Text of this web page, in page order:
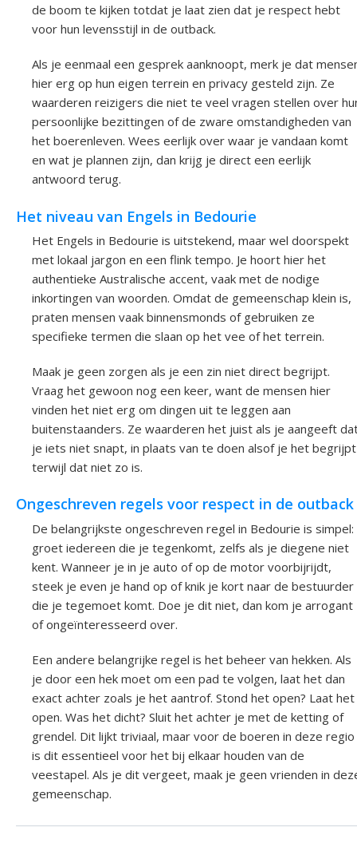
de boom te kijken totdat je laat zien dat je respect hebt
voor hun levensstijl in de outback.
Als je eenmaal een gesprek aanknoopt, merk je dat
hier erg op hun eigen terrein en privacy gesteld zijn. Ze
waarderen reizigers die niet te veel vragen stellen over
persoonlijke bezittingen of de zware omstandigheden van
het boerenleven. Wees eerlijk over waar je vandaan komt
en wat je plannen zijn, dan krijg je direct een eerlijk
antwoord terug.
Het niveau van Engels in Bedourie
Het Engels in Bedourie is uitstekend, maar wel doorspekt
met lokaal jargon en een flink tempo. Je hoort hier het
authentieke Australische accent, vaak met de nodige
inkortingen van woorden. Omdat de gemeenschap klein is,
praten mensen vaak binnensmonds of gebruiken ze
specifieke termen die slaan op het vee of het terrein.
Maak je geen zorgen als je een zin niet direct begrijpt.
Vraag het gewoon nog een keer, want de mensen hier
vinden het niet erg om dingen uit te leggen aan
buitenstaanders. Ze waarderen het juist als je aangeeft
je iets niet snapt, in plaats van te doen alsof je het begrijpt
terwijl dat niet zo is.
Ongeschreven regels voor respect in de outback
De belangrijkste ongeschreven regel in Bedourie is simpel:
groet iedereen die je tegenkomt, zelfs als je diegene niet
kent. Wanneer je in je auto of op de motor voorbijrijdt,
steek je even je hand op of knik je kort naar de bestuurder
die je tegemoet komt. Doe je dit niet, dan kom je arrogant
of ongeïnteresseerd over.
Een andere belangrijke regel is het beheer van hekken. Als
je door een hek moet om een pad te volgen, laat het dan
exact achter zoals je het aantrof. Stond het open? Laat het
open. Was het dicht? Sluit het achter je met de ketting of
grendel. Dit lijkt triviaal, maar voor de boeren in deze regio
is dit essentieel voor het bij elkaar houden van de
veestapel. Als je dit vergeet, maak je geen vrienden in
gemeenschap.